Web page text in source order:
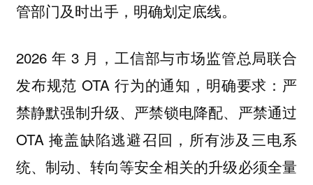
管部门及时出手，明确划定底线。
2026 年 3 月，工信部与市场监管总局联合
发布规范 OTA 行为的通知，明确要求：严
禁静默强制升级、严禁锁电降配、严禁通过
OTA 掩盖缺陷逃避召回，所有涉及三电系
统、制动、转向等安全相关的升级必须全量